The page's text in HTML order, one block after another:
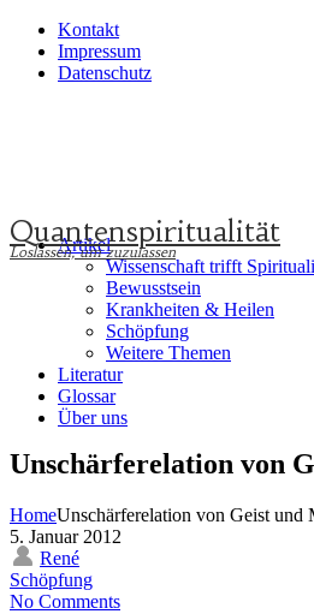
Kontakt
Impressum
Datenschutz
Quantenspiritualität
Artikel
Wissenschaft trifft
Bewusstsein
Krankheiten & Heilen
Schöpfung
Weitere Themen
Literatur
Glossar
Über uns
Unschärferelation von
HomeUnschärferelation von Geist und
5. Januar 2012
René
Schöpfung
No Comments